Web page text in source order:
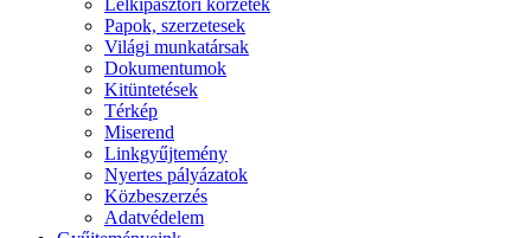
Lelkipásztori körzetek
Papok, szerzetesek
Világi munkatársak
Dokumentumok
Kitüntetések
Térkép
Miserend
Linkgyűjtemény
Nyertes pályázatok
Közbeszerzés
Adatvédelem